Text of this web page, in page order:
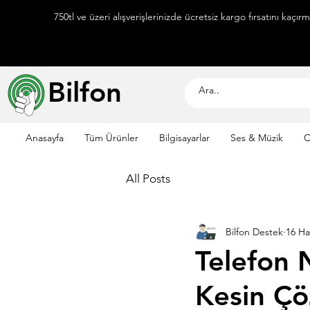
750tl ve üzeri alışverişlerinizde ücretsiz kargo fırsatını
Bilfon
Anasayfa Tüm Ürünler Bilgisayarlar Ses & Müzik
All Posts
Telefon
Kesin
Bilfon Destek 16